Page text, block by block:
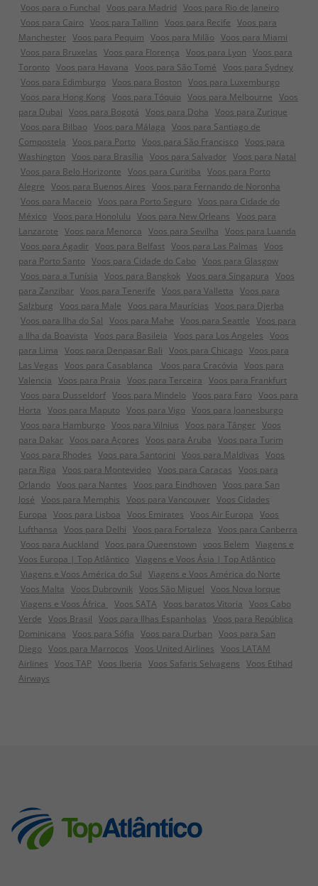
Voos para o Funchal Voos para Madrid Voos para Rio de Janeiro
Voos para Cairo Voos para Tallinn Voos para Recife Voos para
Manchester Voos para Pequim Voos para Milão Voos para Miami
Voos para Bruxelas Voos para Florença Voos para Lyon Voos para
Toronto Voos para Havana Voos para São Tomé Voos para Sydney
Voos para Edimburgo Voos para Boston Voos para Luxemburgo
Voos para Hong Kong Voos para Tóquio Voos para Melbourne Voos
para Dubai Voos para Bogotá Voos para Doha Voos para Zurique
Voos para Bilbao Voos para Málaga Voos para Santiago de
Compostela Voos para Porto Voos para São Francisco Voos para
Washington Voos para Brasília Voos para Salvador Voos para Natal
Voos para Belo Horizonte Voos para Curitiba Voos para Porto
Alegre Voos para Buenos Aires Voos para Fernando de Noronha
Voos para Maceio Voos para Porto Seguro Voos para Cidade do
México Voos para Honolulu Voos para New Orleans Voos para
Lanzarote Voos para Menorca Voos para Sevilha Voos para Luanda
Voos para Agadir Voos para Belfast Voos para Las Palmas Voos
para Porto Santo Voos para Cidade do Cabo Voos para Glasgow
Voos para a Tunísia Voos para Bangkok Voos para Singapura Voos
para Zanzibar Voos para Tenerife Voos para Valletta Voos para
Salzburg Voos para Male Voos para Maurícias Voos para Djerba
Voos para Ilha do Sal Voos para Mahe Voos para Seattle Voos para
a Ilha da Boavista Voos para Basileia Voos para Los Angeles Voos
para Lima Voos para Denpasar Bali Voos para Chicago Voos para
Las Vegas Voos para Casablanca Voos para Cracóvia Voos para
Valencia Voos para Praia Voos para Terceira Voos para Frankfurt
Voos para Dusseldorf Voos para Mindelo Voos para Faro Voos para
Horta Voos para Maputo Voos para Vigo Voos para Joanesburgo
Voos para Hamburgo Voos para Vilnius Voos para Tânger Voos
para Dakar Voos para Açores Voos para Aruba Voos para Turim
Voos para Rhodes Voos para Santorini Voos para Maldivas Voos
para Riga Voos para Montevideo Voos para Caracas Voos para
Orlando Voos para Nantes Voos para Eindhoven Voos para San
José Voos para Memphis Voos para Vancouver Voos Cidades
Europa Voos para Lisboa Voos Emirates Voos Air Europa Voos
Lufthansa Voos para Delhi Voos para Fortaleza Voos para Canberra
Voos para Auckland Voos para Queenstown voos Belem Viagens e
Voos Europa | Top Atlântico Viagens e Voos Ásia | Top Atlântico
Viagens e Voos América do Sul Viagens e Voos América do Norte
Voos Malta Voos Dubrovnik Voos São Miguel Voos Nova Iorque
Viagens e Voos África
Voos SATA Voos baratos Vitoria Voos Cabo
Verde Voos Brasil Voos para Ilhas Espanholas Voos para República
Dominicana Voos para Sófia Voos para Durban Voos para San
Diego Voos para Marrocos Voos United Airlines Voos LATAM
Airlines Voos TAP Voos Iberia Voos Safaris Selvagens Voos Etihad
Airways